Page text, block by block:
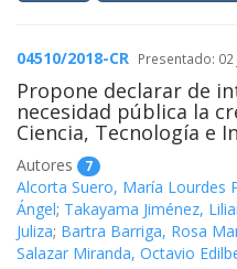
04510/2018-CR Presentado: 02
Propone declarar de
necesidad pública la
Ciencia, Tecnología e
Autores 7
Alcorta Suero, María Lourdes
Ángel; Takayama Jiménez,
Juliza; Bartra Barriga, Rosa
Salazar Miranda, Octavio